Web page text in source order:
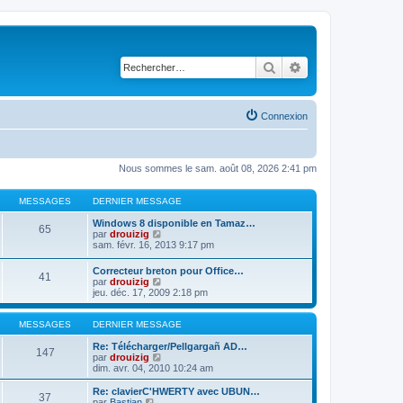
Rechercher
Connexion
Nous sommes le sam. août 08, 2026 2:41 pm
MESSAGES DERNIER MESSAGE
65
Windows 8 disponible en Tamaz…
par drouizig
o
u
l
t
e
r
l
d
e
r
n
i
sam. févr. 16, 2013 9:17 pm
41
Correcteur breton pour Office…
par drouizig
o
n
s
u
l
t
r
l
e
jeu. déc. 17, 2009 2:18 pm
MESSAGES DERNIER MESSAGE
147
Re: Télécharger/Pellgargañ AD…
par drouizig
o
n
s
dim. avr. 04, 2010 10:24 am
37
Re: clavierC'HWERTY avec UBUN…